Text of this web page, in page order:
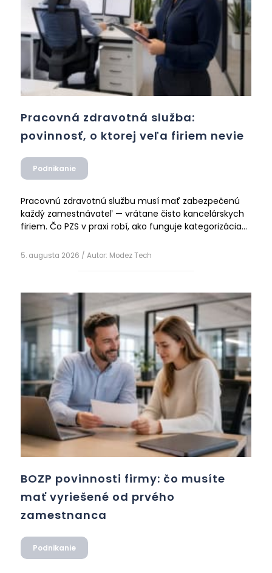
Pracovná zdravotná služba:
povinnosť, o ktorej veľa firiem nevie
Podnikanie
Pracovnú zdravotnú službu musí mať zabezpečenú
každý zamestnávateľ — vrátane čisto kancelárskych
firiem. Čo PZS v praxi robí, ako funguje kategorizácia
5. augusta 2026 / Autor: Modez Tech
BOZP povinnosti firmy: čo musíte
mať vyriešené od prvého
zamestnanca
Podnikanie